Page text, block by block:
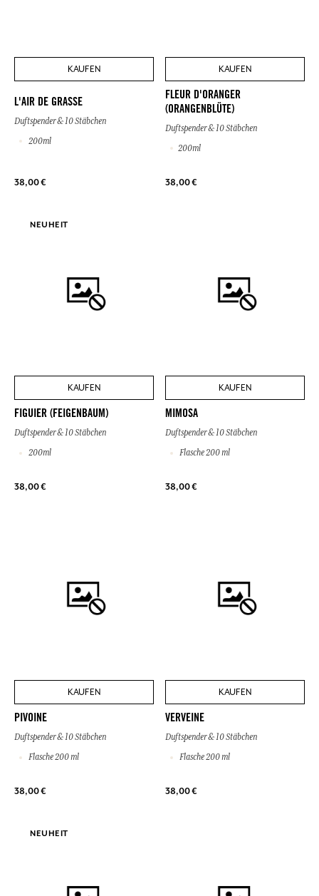
KAUFEN
L'AIR DE GRASSE
Duftspender & 10 Stäbchen
200ml
38,00 €
KAUFEN
FLEUR D'ORANGER
(ORANGENBLÜTE)
Duftspender & 10 Stäbchen
200ml
38,00 €
NEUHEIT
KAUFEN
FIGUIER (FEIGENBAUM)
Duftspender & 10 Stäbchen
200ml
38,00 €
KAUFEN
MIMOSA
Duftspender & 10 Stäbchen
Flasche 200 ml
38,00 €
KAUFEN
PIVOINE
Duftspender & 10 Stäbchen
Flasche 200 ml
38,00 €
KAUFEN
VERVEINE
Duftspender & 10 Stäbchen
Flasche 200 ml
38,00 €
NEUHEIT